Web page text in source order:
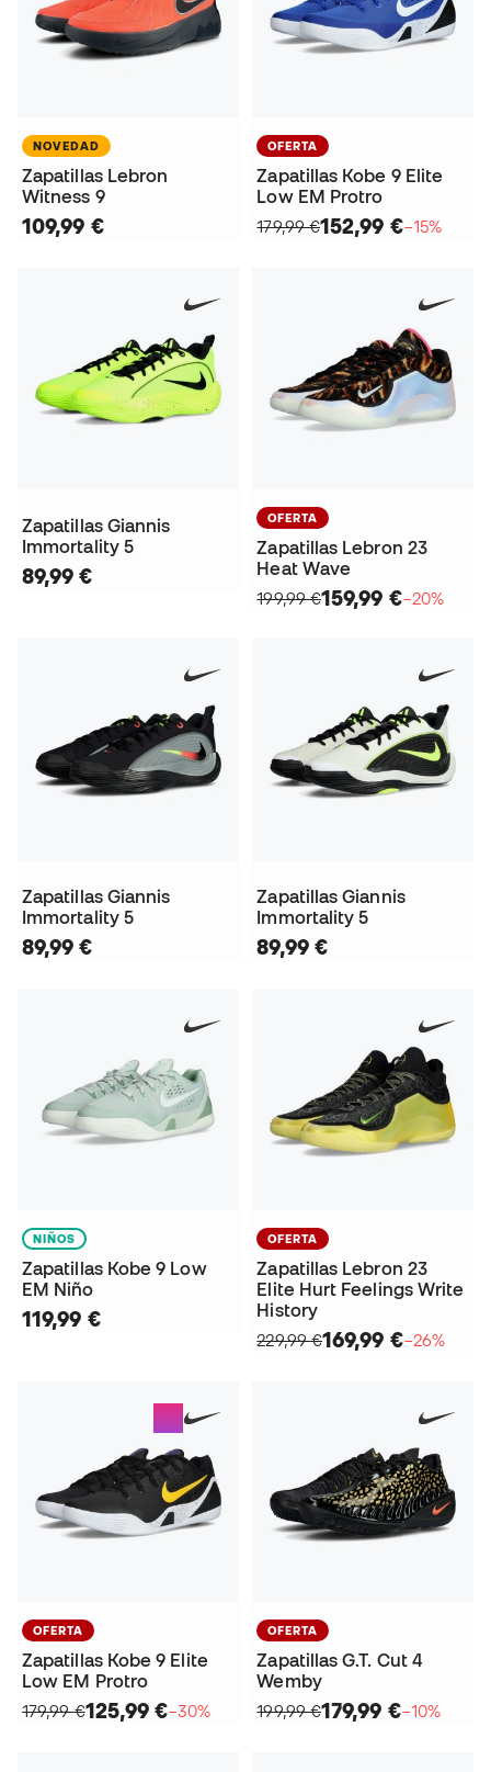
NOVEDAD
Zapatillas Lebron
Witness 9
109,99 €
OFERTA
Zapatillas Kobe 9 Elite
Low EM Protro
179,99 €152,99 €−15%
Zapatillas Giannis
Immortality 5
89,99 €
OFERTA
Zapatillas Lebron 23
Heat Wave
199,99 €159,99 €−20%
Zapatillas Giannis
Immortality 5
89,99 €
Zapatillas Giannis
Immortality 5
89,99 €
NIÑOS
Zapatillas Kobe 9 Low
EM Niño
119,99 €
OFERTA
Zapatillas Lebron 23
Elite Hurt Feelings Write
History
229,99 €169,99 €−26%
OFERTA
Zapatillas Kobe 9 Elite
Low EM Protro
179,99 €125,99 €−30%
OFERTA
Zapatillas G.T. Cut 4
Wemby
199,99 €179,99 €−10%